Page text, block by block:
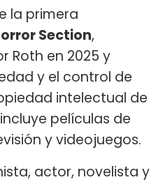
la primera
Section,
Roth en 2025 y
y el control de
intelectual de
películas de
y videojuegos.
actor, novelista y